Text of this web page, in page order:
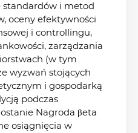
standardów i metod
oceny efektywności
i controllingu,
zarządzania
(w tym
wyzwań stojących
i gospodarką
podczas
Nagroda βeta
osiągnięcia w